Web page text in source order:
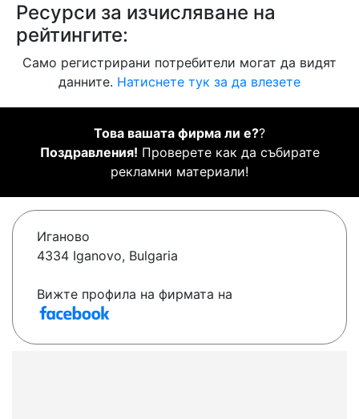
Ресурси за изчисляване на
рейтингите:
Само регистрирани потребители могат да видят
данните. Натиснете тук за да влезете
Това вашата фирма ли е??
Поздравления! Проверете как да събирате
рекламни материали!
Иганово
4334 Iganovo, Bulgaria
Вижте профила на фирмата на